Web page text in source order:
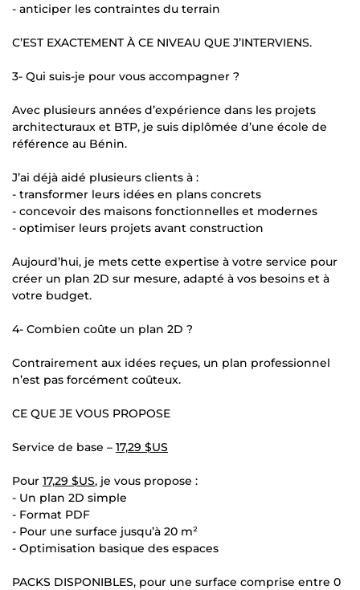
- anticiper les contraintes du terrain
C’EST EXACTEMENT À CE NIVEAU QUE J’INTERVIENS.
3- Qui suis-je pour vous accompagner ?
Avec plusieurs années d’expérience dans les projets
architecturaux et BTP, je suis diplômée d’une école de
référence au Bénin.
J’ai déjà aidé plusieurs clients à :
- transformer leurs idées en plans concrets
- concevoir des maisons fonctionnelles et modernes
- optimiser leurs projets avant construction
Aujourd’hui, je mets cette expertise à votre service pour
créer un plan 2D sur mesure, adapté à vos besoins et à
votre budget.
4- Combien coûte un plan 2D ?
Contrairement aux idées reçues, un plan professionnel
n’est pas forcément coûteux.
CE QUE JE VOUS PROPOSE
Service de base – 17,29 $US
Pour 17,29 $US, je vous propose :
- Un plan 2D simple
- Format PDF
- Pour une surface jusqu’à 20 m²
- Optimisation basique des espaces
PACKS DISPONIBLES, pour une surface comprise entre 0